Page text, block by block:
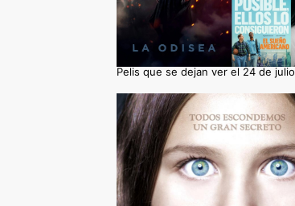
Pelis que se dejan ver el 24 de julio